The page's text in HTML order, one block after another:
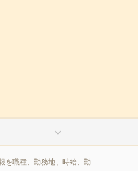
を職種、勤務地、時給、勤